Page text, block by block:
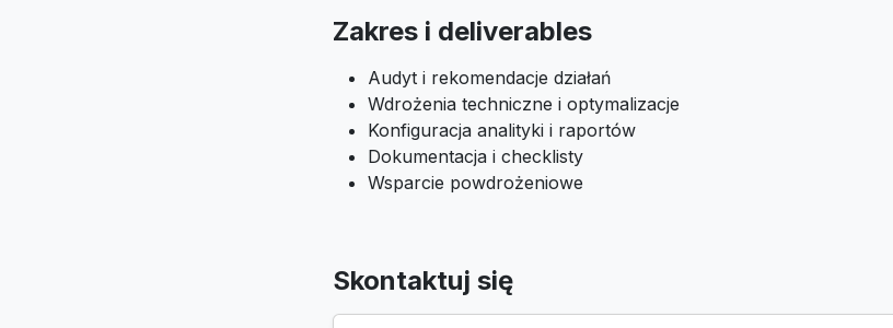
Zakres i deliverables
Audyt i rekomendacje działań
Wdrożenia techniczne i optymalizacje
Konfiguracja analityki i raportów
Dokumentacja i checklisty
Wsparcie powdrożeniowe
Skontaktuj się